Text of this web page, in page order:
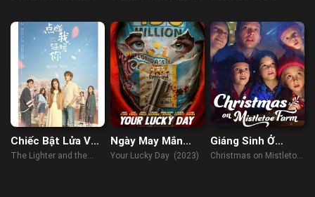
Chiếc Bật Lửa Và
Váy Công Chúa
The Lighter and the
Ngày May Mắn
Của Bạn
Your Lucky Day (2023)
Giáng Sinh Ở
Trang Trại Tầm
Christmas on Mistletoe